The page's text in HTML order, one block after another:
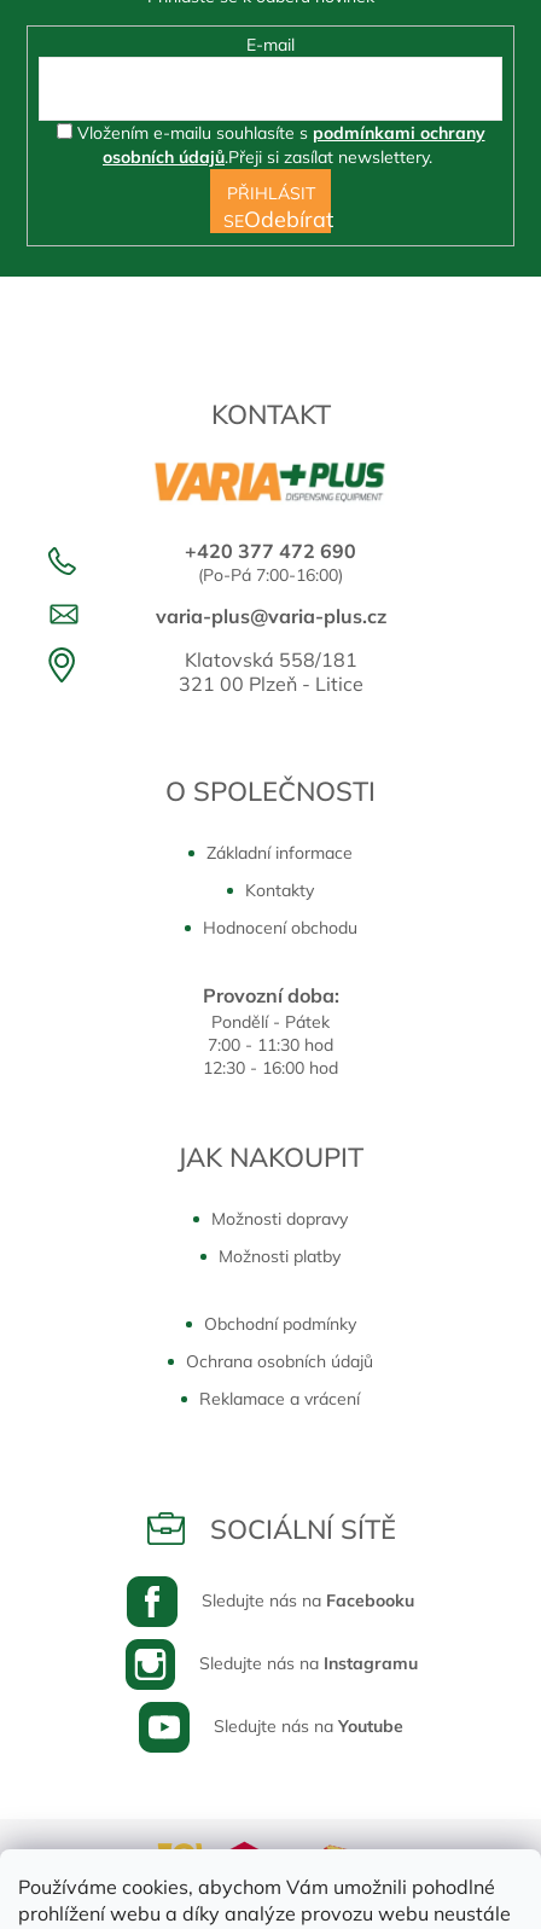
Používáme cookies, abychom Vám umožnili pohodlné
prohlížení webu a díky analýze provozu webu neustále
KONTAKT
+420 377 472 690
(Po-Pá 7:00-16:00)
varia-plus@varia-plus.cz
Klatovská 558/181
321 00 Plzeň - Litice
O SPOLEČNOSTI
Základní informace
Kontakty
Hodnocení obchodu
Provozní doba:
Pondělí - Pátek
7:00 - 11:30 hod
12:30 - 16:00 hod
JAK NAKOUPIT
Možnosti dopravy
Možnosti platby
Obchodní podmínky
Ochrana osobních údajů
Reklamace a vrácení
SOCIÁLNÍ SÍTĚ
Sledujte nás na Facebooku
Sledujte nás na Instagramu
Sledujte nás na Youtube
E-mail
Vložením e-mailu souhlasíte s podmínkami ochrany
osobních údajů.Přeji si zasílat newslettery.
PŘIHLÁSIT
SE